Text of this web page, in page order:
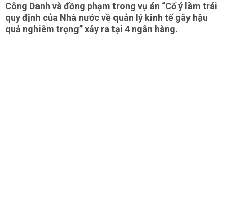
Công Danh và đồng phạm trong vụ án “Cố ý làm trái
quy định của Nhà nước về quản lý kinh tế gây hậu
quả nghiêm trọng” xảy ra tại 4 ngân hàng.